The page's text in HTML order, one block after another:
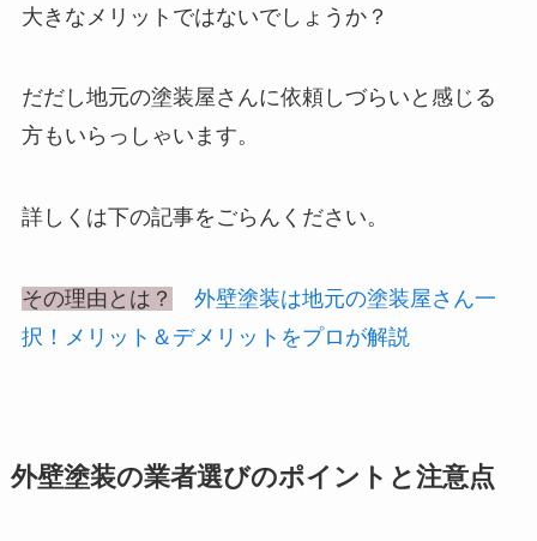
大きなメリットではないでしょうか？
だだし地元の塗装屋さんに依頼しづらいと感じる
方もいらっしゃいます。
詳しくは下の記事をごらんください。
その理由とは？
外壁塗装は地元の塗装屋さん一
択！メリット＆デメリットをプロが解説
外壁塗装の業者選びのポイントと注意点